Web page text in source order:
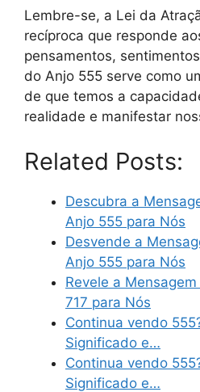
Lembre-se, a Lei da
recíproca que responde
pensamentos,
do Anjo 555 serve como
de que temos a
realidade e manifestar
Related Posts:
Descubra a
Anjo 555 para Nós
Desvende a
Anjo 555 para Nós
Revele a
717 para Nós
Continua vendo
Significado e…
Continua vendo
Significado e…